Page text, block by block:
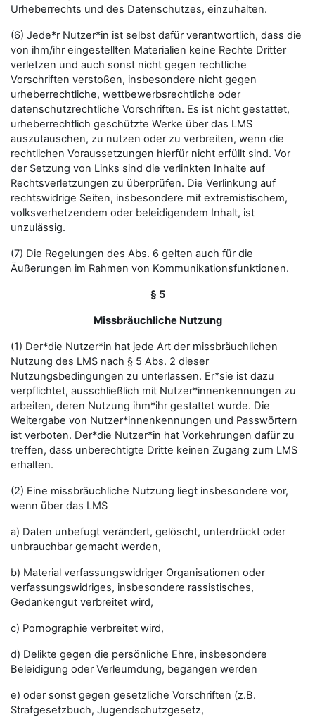
Urheberrechts und des Datenschutzes, einzuhalten.
(6) Jede*r Nutzer*in ist selbst dafür verantwortlich, dass die
von ihm/ihr eingestellten Materialien keine Rechte Dritter
verletzen und auch sonst nicht gegen rechtliche
Vorschriften verstoßen, insbesondere nicht gegen
urheberrechtliche, wettbewerbsrechtliche oder
datenschutzrechtliche Vorschriften. Es ist nicht gestattet,
urheberrechtlich geschützte Werke über das LMS
auszutauschen, zu nutzen oder zu verbreiten, wenn die
rechtlichen Voraussetzungen hierfür nicht erfüllt sind. Vor
der Setzung von Links sind die verlinkten Inhalte auf
Rechtsverletzungen zu überprüfen. Die Verlinkung auf
rechtswidrige Seiten, insbesondere mit extremistischem,
volksverhetzendem oder beleidigendem Inhalt, ist
unzulässig.
(7) Die Regelungen des Abs. 6 gelten auch für die
Äußerungen im Rahmen von Kommunikationsfunktionen.
§ 5
Missbräuchliche Nutzung
(1) Der*die Nutzer*in hat jede Art der missbräuchlichen
Nutzung des LMS nach § 5 Abs. 2 dieser
Nutzungsbedingungen zu unterlassen. Er*sie ist dazu
verpflichtet, ausschließlich mit Nutzer*innenkennungen zu
arbeiten, deren Nutzung ihm*ihr gestattet wurde. Die
Weitergabe von Nutzer*innenkennungen und Passwörtern
ist verboten. Der*die Nutzer*in hat Vorkehrungen dafür zu
treffen, dass unberechtigte Dritte keinen Zugang zum LMS
erhalten.
(2) Eine missbräuchliche Nutzung liegt insbesondere vor,
wenn über das LMS
a) Daten unbefugt verändert, gelöscht, unterdrückt oder
unbrauchbar gemacht werden,
b) Material verfassungswidriger Organisationen oder
verfassungswidriges, insbesondere rassistisches,
Gedankengut verbreitet wird,
c) Pornographie verbreitet wird,
d) Delikte gegen die persönliche Ehre, insbesondere
Beleidigung oder Verleumdung, begangen werden
e) oder sonst gegen gesetzliche Vorschriften (z.B.
Strafgesetzbuch, Jugendschutzgesetz,